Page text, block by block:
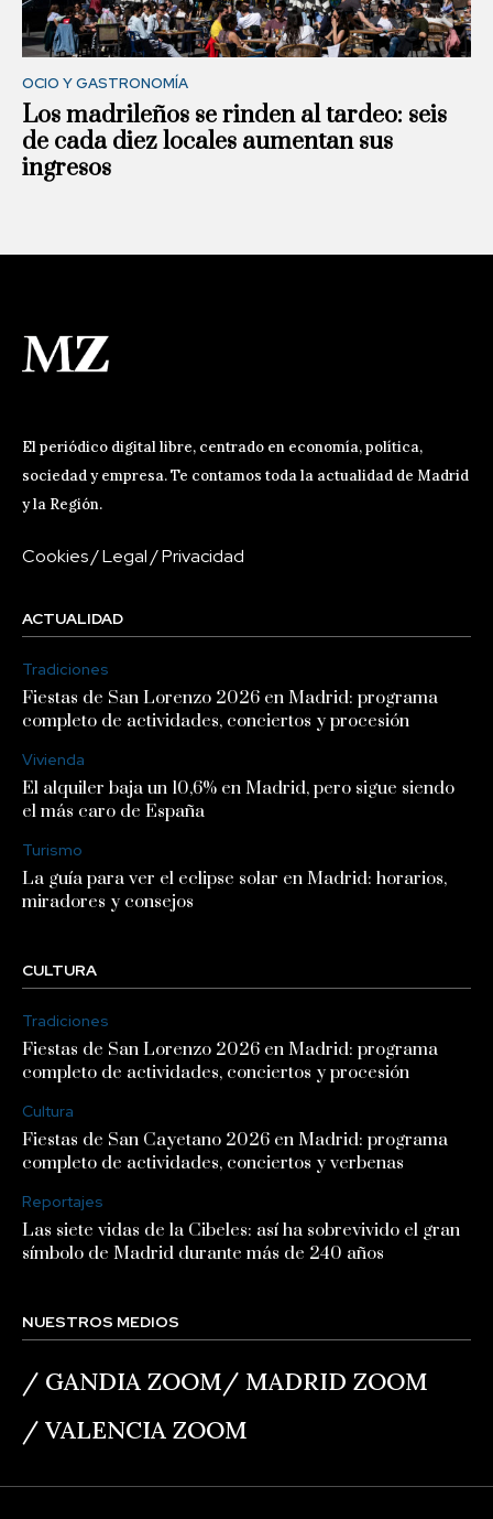
OCIO Y GASTRONOMÍA
Los madrileños se rinden al tardeo: seis
de cada diez locales aumentan sus
ingresos
El periódico digital libre, centrado en economía, política,
sociedad y empresa. Te contamos toda la actualidad de Madrid
y la Región.
Cookies/Legal/Privacidad
ACTUALIDAD
Tradiciones
Fiestas de San Lorenzo 2026 en Madrid: programa
completo de actividades, conciertos y procesión
Vivienda
El alquiler baja un 10,6% en Madrid, pero sigue siendo
el más caro de España
Turismo
La guía para ver el eclipse solar en Madrid: horarios,
miradores y consejos
CULTURA
Tradiciones
Fiestas de San Lorenzo 2026 en Madrid: programa
completo de actividades, conciertos y procesión
Cultura
Fiestas de San Cayetano 2026 en Madrid: programa
completo de actividades, conciertos y verbenas
Reportajes
Las siete vidas de la Cibeles: así ha sobrevivido el gran
símbolo de Madrid durante más de 240 años
NUESTROS MEDIOS
/ GANDIA ZOOM/ MADRID ZOOM
/ VALENCIA ZOOM